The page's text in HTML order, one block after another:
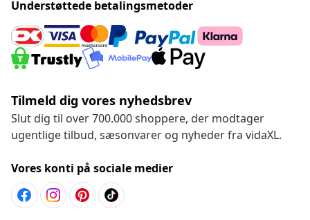
Understøttede betalingsmetoder
Tilmeld dig vores nyhedsbrev
Slut dig til over 700.000 shoppere, der modtager
ugentlige tilbud, sæsonvarer og nyheder fra vidaXL.
Vores konti på sociale medier